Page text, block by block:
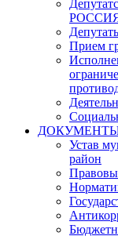
Прием
Устав
район